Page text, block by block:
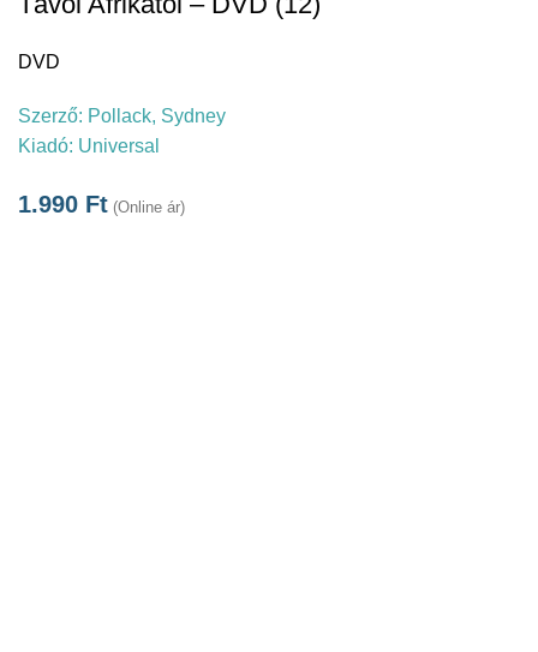
DVD
Szerző: Pollack, Sydney
Kiadó: Universal
1.990 Ft (Online ár)